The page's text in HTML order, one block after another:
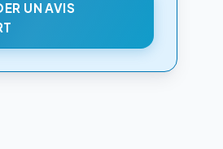
UN AVIS